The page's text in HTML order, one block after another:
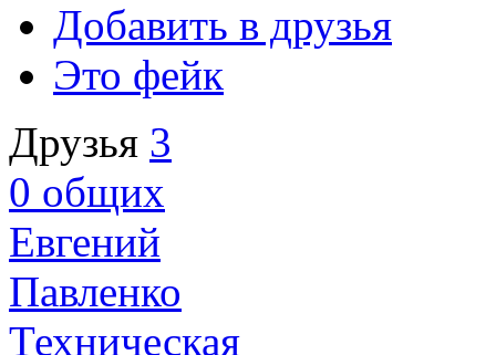
Добавить в друзья
Это фейк
Друзья 3
0 общих
Евгений
Павленко
Техническая